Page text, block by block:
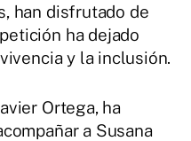
han disfrutado de
ha dejado
y la inclusión.
Ortega, ha
a Susana